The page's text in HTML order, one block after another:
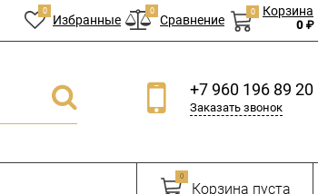
0
Избранные
0
Сравнение
0 Корзина
0 ₽
+7 960 196 89 20
Заказать звонок
Корзина пуста
0